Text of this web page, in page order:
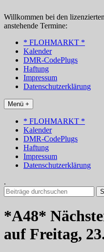
Inhalt
springen
Willkommen bei den
anstehende Termine:
* FLOHMARKT *
Kalender
DMR-CodePlugs
Haftung
Impressum
Datenschutzerklärung
Menü +
* FLOHMARKT *
Kalender
DMR-CodePlugs
Haftung
Impressum
Datenschutzerklärung
.
Suchen
nach:
*A48*
auf Freitag,